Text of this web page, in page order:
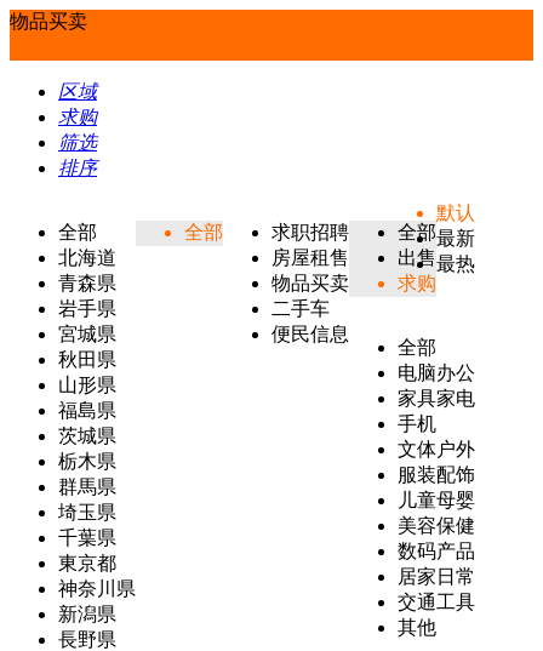
物品买卖
区域
求购
筛选
排序
全部
北海道
青森県
岩手県
宮城県
秋田県
山形県
福島県
茨城県
栃木県
群馬県
埼玉県
千葉県
東京都
神奈川県
新潟県
長野県
全部
求职招聘
房屋租售
物品买卖
二手车
便民信息
全部
出售
求购
全部
电脑办公
家具家电
手机
文体户外
服装配饰
儿童母婴
美容保健
数码产品
居家日常
交通工具
其他
默认
最新
最热